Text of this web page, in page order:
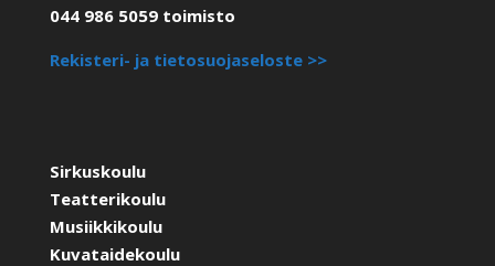
044 986 5059 toimisto
Rekisteri- ja tietosuojaseloste >>
Sirkuskoulu
Teatterikoulu
Musiikkikoulu
Kuvataidekoulu